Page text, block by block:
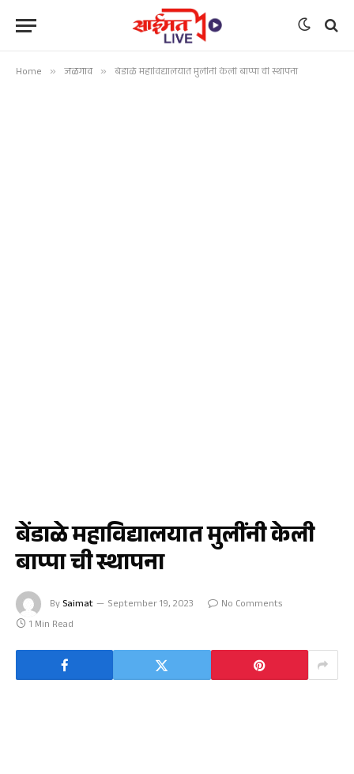
Home » जळगाव » बेंडाळे महाविद्यालयात मुलींनी केली बाप्पा ची स्थापना
बेंडाळे महाविद्यालयात मुलींनी केली
बाप्पा ची स्थापना
By Saimat September 19, 2023
No Comments
1 Min Read